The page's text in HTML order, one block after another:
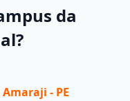
da
- PE